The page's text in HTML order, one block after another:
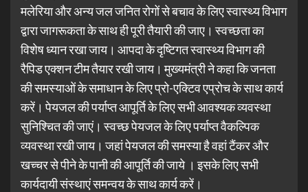
मलेरिया और अन्य जल जनित रोगों से बचाव के लिए स्वास्थ्य विभाग
द्वारा जागरूकता के साथ ही पूरी तैयारी की जाए। स्वच्छता का
विशेष ध्यान रखा जाय। आपदा के दृष्टिगत स्वास्थ्य विभाग की
रैपिड एक्शन टीम तैयार रखी जाय। मुख्यमंत्री ने कहा कि जनता
की समस्याओं के समाधान के लिए प्रो-एक्टिव एप्रोच के साथ कार्य
करें। पेयजल की पर्याप्त आपूर्ति के लिए सभी आवश्यक व्यवस्था
सुनिश्चित की जाएं। स्वच्छ पेयजल के लिए पर्याप्त वैकल्पिक
व्यवस्था रखी जाय। जहां पेयजल की समस्या है वहां टैंकर और
खच्चर से पीने के पानी की आपूर्ति की जाये । इसके लिए सभी
कार्यदायी संस्थाएं समन्वय के साथ कार्य करें।